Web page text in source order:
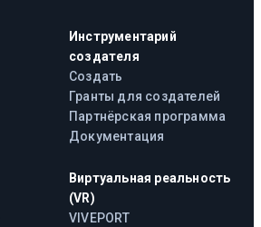
Инструментарий
создателя
Создать
Гранты для создателей
Партнёрская программа
Документация
Виртуальная реальность
(VR)
VIVEPORT